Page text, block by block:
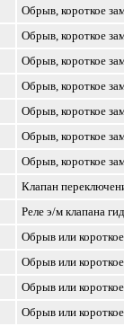
Обрыв, короткое
Обрыв, короткое
Обрыв, короткое
Обрыв, короткое
Обрыв, короткое
Обрыв, короткое
Обрыв, короткое
Клапан
Реле э/м клапана
Обрыв или
Обрыв или
Обрыв или
Обрыв или